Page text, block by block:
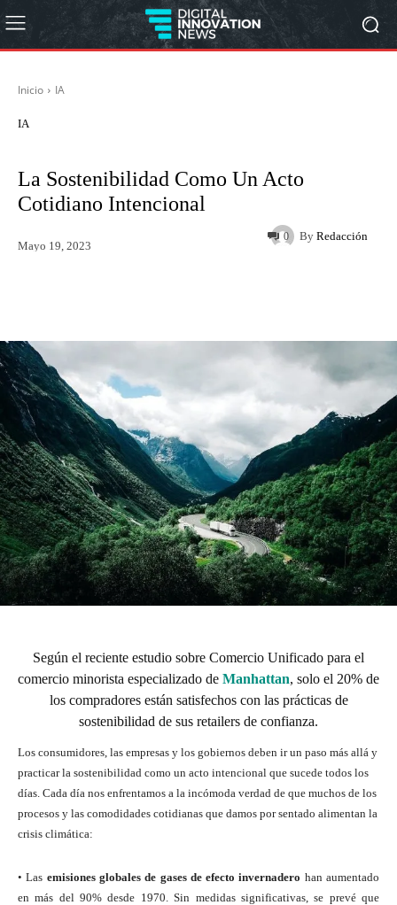
Inicio IA
IA
La Sostenibilidad Como Un Acto
Cotidiano Intencional
By Redacción
Mayo 19, 2023
0
Según el reciente estudio sobre Comercio Unificado para el
comercio minorista especializado de Manhattan, solo el 20% de
los compradores están satisfechos con las prácticas de
sostenibilidad de sus retailers de confianza.
Los consumidores, las empresas y los gobiernos deben ir un paso más allá y
practicar la sostenibilidad como un acto intencional que sucede todos los
días. Cada día nos enfrentamos a la incómoda verdad de que muchos de los
procesos y las comodidades cotidianas que damos por sentado alimentan la
crisis climática:
• Las emisiones globales de gases de efecto invernadero han aumentado
en más del 90% desde 1970. Sin medidas significativas, se prevé que